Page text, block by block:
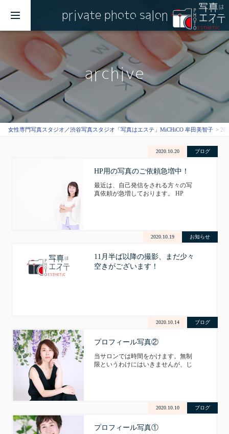
private photo salon
archive
女性専門写真スタジオ／渋谷写真スタジオ「写真はエステ」MiCHiCO 牟田美智子
2020.10.20 ブログ
HP用の写真のご依頼急増中！
最近は、自己発信をされる方々の写
真依頼が急増しております。 HP
えましょ（笑）一つ一つ一緒に考え
ながら、撮っていきましょう。そん
2020.10.19 お知らせ
11月半ば以降の撮影、まだ少々
空きがございます！
2020.10.14 ブログ
プロフィール写真②
当サロンでは時間をかけます。無制
限というわけにはいきませんが、じ
っていきましょう。 写真はエステ 牟
2020.10.10 ブログ
プロフィール写真①